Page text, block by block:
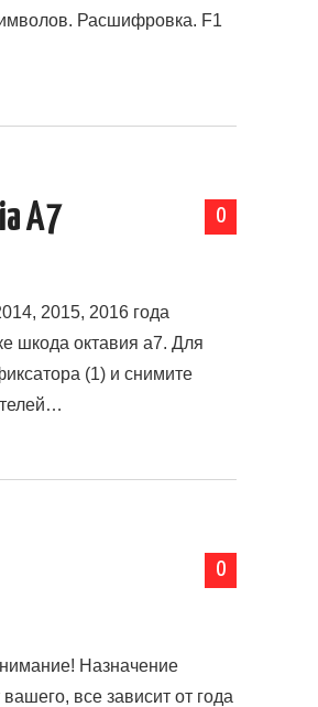
Расшифровка. F1
0
A7
2015, 2016 года
шкода октавия а7. Для
(1) и снимите
0
Назначение
все зависит от года